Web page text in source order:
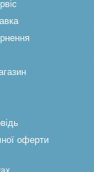
оферти